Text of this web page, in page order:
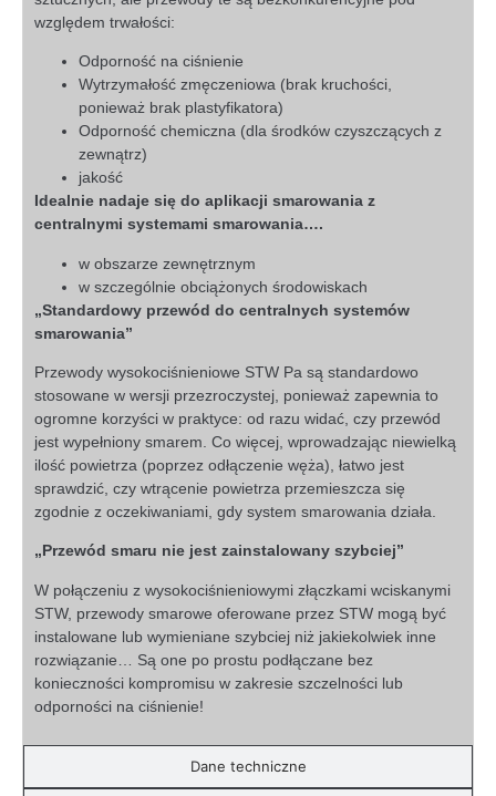
Dane techniczne
względem trwałości:
Odporność na ciśnienie
Wytrzymałość zmęczeniowa (brak kruchości,
ponieważ brak plastyfikatora)
Odporność chemiczna (dla środków czyszczących z
zewnątrz)
jakość
Idealnie nadaje się do aplikacji smarowania z
centralnymi systemami smarowania….
w obszarze zewnętrznym
w szczególnie obciążonych środowiskach
„Standardowy przewód do centralnych systemów
smarowania”
Przewody wysokociśnieniowe STW Pa są standardowo
stosowane w wersji przezroczystej, ponieważ zapewnia to
ogromne korzyści w praktyce: od razu widać, czy przewód
jest wypełniony smarem. Co więcej, wprowadzając niewielką
ilość powietrza (poprzez odłączenie węża), łatwo jest
sprawdzić, czy wtrącenie powietrza przemieszcza się
zgodnie z oczekiwaniami, gdy system smarowania działa.
„Przewód smaru nie jest zainstalowany szybciej”
W połączeniu z wysokociśnieniowymi złączkami wciskanymi
STW, przewody smarowe oferowane przez STW mogą być
instalowane lub wymieniane szybciej niż jakiekolwiek inne
rozwiązanie… Są one po prostu podłączane bez
konieczności kompromisu w zakresie szczelności lub
odporności na ciśnienie!